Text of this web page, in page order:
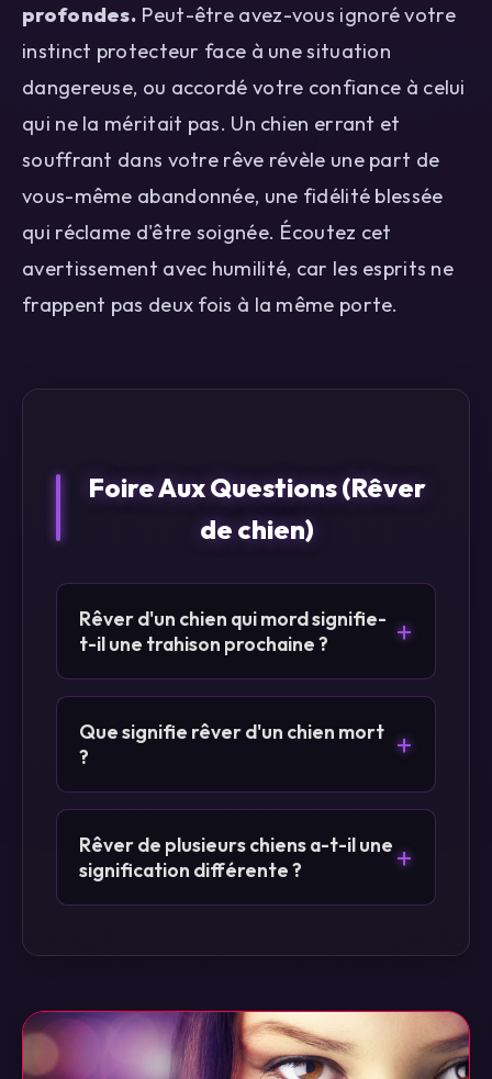
profondes. Peut-être avez-vous ignoré votre
instinct protecteur face à une situation
dangereuse, ou accordé votre confiance à celui
qui ne la méritait pas. Un chien errant et
souffrant dans votre rêve révèle une part de
vous-même abandonnée, une fidélité blessée
qui réclame d'être soignée. Écoutez cet
avertissement avec humilité, car les esprits ne
frappent pas deux fois à la même porte.
Foire Aux Questions (Rêver
de chien)
Rêver d'un chien qui mord signifie-
t-il une trahison prochaine ?
+
Que signifie rêver d'un chien mort
?
+
Rêver de plusieurs chiens a-t-il une
signification différente ?
+